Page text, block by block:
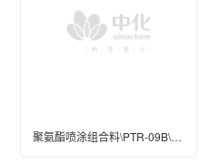
聚氨酯喷涂组合料\PTR-09B\桶装(kg)\250\优等